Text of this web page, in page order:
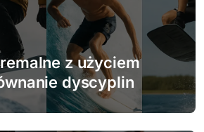
z użyciem
dyscyplin